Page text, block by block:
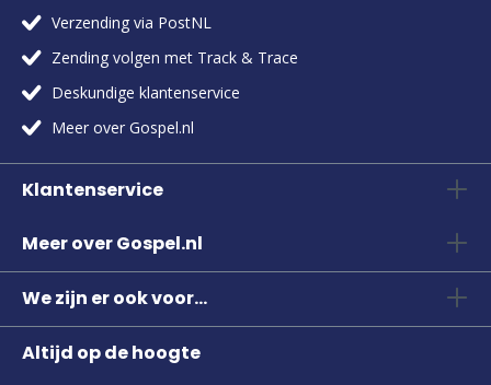
Verzending via PostNL
Zending volgen met Track & Trace
Deskundige klantenservice
Meer over Gospel.nl
Klantenservice
Meer over Gospel.nl
We zijn er ook voor...
Altijd op de hoogte